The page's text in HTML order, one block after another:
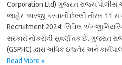
Corporation Ltd) ગુજરાત રાજ્ય પોલીસ
જાહેર. અરજી કરવાની છેલ્લી તીરખ 11
Recruitment 2024: સિવિલ
સરકારી નોકરીની સુવર્ણ તક છે. ગુજરાત
(GSPHC) દ્વારા અધિક ઇજનેર અને
Read More »